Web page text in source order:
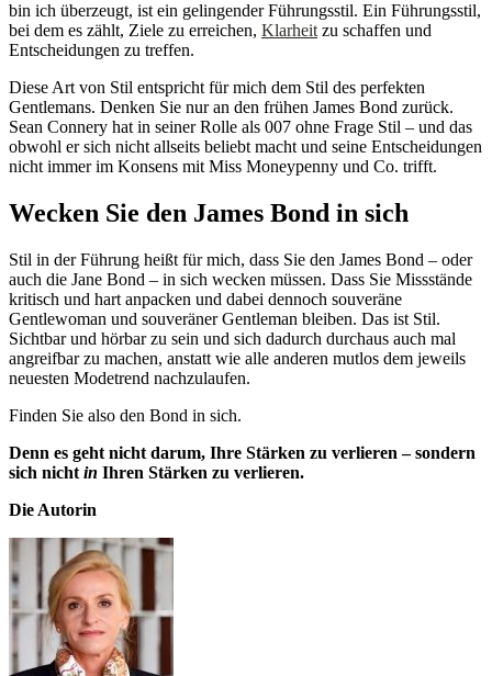
bin ich überzeugt, ist ein gelingender Führungsstil. Ein Führungsstil,
bei dem es zählt, Ziele zu erreichen, Klarheitzu schaffen und
Entscheidungen zu treffen.
Diese Art von Stil entspricht für mich dem Stil des perfekten
Gentlemans. Denken Sie nur an den frühen James Bond zurück.
Sean Connery hat in seiner Rolle als 007 ohne Frage Stil – und das
obwohl er sich nicht allseits beliebt macht und seine Entscheidungen
nicht immer im Konsens mit Miss Moneypenny und Co. trifft.
Wecken Sie den James Bond in sich
Stil in der Führung heißt für mich, dass Sie den James Bond – oder
auch die Jane Bond – in sich wecken müssen. Dass Sie Missstände
kritisch und hart anpacken und dabei dennoch souveräne
Gentlewoman und souveräner Gentleman bleiben. Das ist Stil.
Sichtbar und hörbar zu sein und sich dadurch durchaus auch mal
angreifbar zu machen, anstatt wie alle anderen mutlos dem jeweils
neuesten Modetrend nachzulaufen.
Finden Sie also den Bond in sich.
Denn es geht nicht darum, Ihre Stärken zu verlieren – sondern
sich nicht in Ihren Stärken zu verlieren.
Die Autorin